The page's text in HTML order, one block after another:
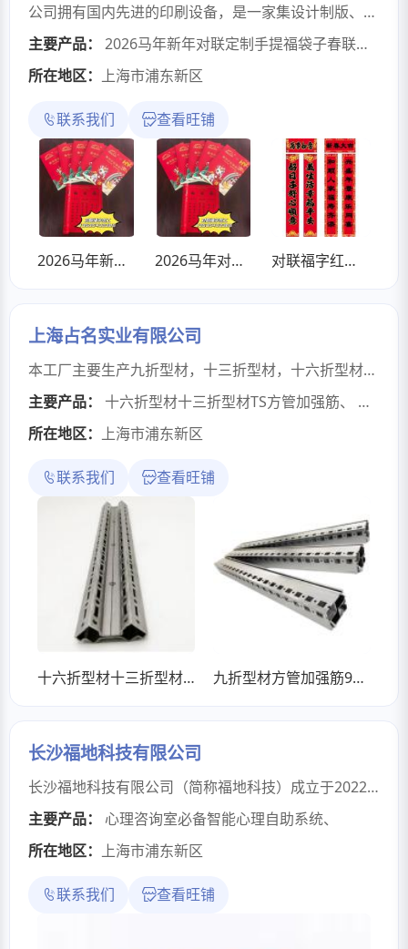
公司拥有国内先进的印刷设备，是一家集设计制版、印刷、复膜、压痕模切于一体的印刷企业。公司主营对联、福字、门神、年画、挂历、书刊、笔记本、作业本、票据、台历、挂历剪纸、红包、手提袋、支款袋、彩盒、彩箱、企业画册、不干胶标签印刷等印刷业务。年加工能力达1000多万色令。产品销往,俄罗斯，韩国、日本、欧洲、东南亚、非洲以及全国各地。公司产品开发部将根据客户要求生产，或来样定做。我厂为客户提供广告丝网印制及烫金工艺制作。提供超大规格春联及外包装印刷。公司一贯坚持“以质量求发展,以信誉求生存”为宗旨，本着“诚信为本，用户为上”的经营理念对待每一位客户，以过硬的产品、快捷的交货、合理的价格、完善的服务，让每一位客户都能尽量做到利润化，为客户提供更优质的产品和良好的服务。
主要产品：
2026马年新年对联定制手提福袋子春联礼盒装企业logo定做客户礼品
所在地区： 上海市浦东新区
联系我们 查看旺铺
2026马年新年对联定制手提福袋子春联礼盒装企业logo定做客户礼品 2026马年对联福字红包大礼包加工定制 对联福字红包大礼包加工定制
上海占名实业有限公司
本工厂主要生产九折型材，十三折型材，十六折型材，PS方管加强筋，TS方管加强筋，三通，侧纵梁以及仿威图柜各类附件，欢迎到厂参观考察。
主要产品：
十六折型材十三折型材TS方管加强筋、 九折型
所在地区： 上海市浦东新区
联系我们 查看旺铺
十六折型材十三折型材TS方管加强筋 九折型材方管加强筋9折型材十六折型材
长沙福地科技有限公司
长沙福地科技有限公司（简称福地科技）成立于2022年，是一家专注于心理健康领域的互联网科技企业。公司以“科技赋能心理健康”为核心理念，将AI算法、生物反馈、虚拟现实、标准化心理量表、数据可视化分析等技术与心理学理论结合，提升心理服务的科学性与精准度。 企业专注于心理健康服务全产业链开发，集心理咨询、教育培训、智能设备研发于一体，致力于成为“科技赋能+人文关怀”双驱动的心理健康服务领航者。 智能化产品与创新服务的契合模式，为个人、单位、机构乃至全社会人群，提供全面的智慧解决方案，为社会构建积极健康的心理生态圈，贡献一份属于自己的力量。
主要产品：
心理咨询室必备智能心理自助系统、
所在地区： 上海市浦东新区
联系我们 查看旺铺